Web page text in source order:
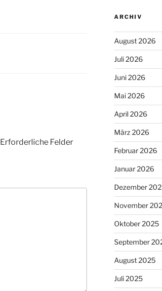
Erforderliche Felder
ARCHIV
August 2026
Juli 2026
Juni 2026
Mai 2026
April 2026
März 2026
Februar 2026
Januar 2026
Dezember
November
Oktober 2025
September
August 2025
Juli 2025